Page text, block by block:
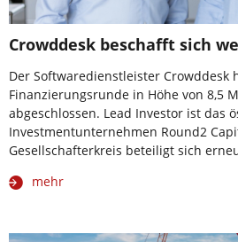
Crowddesk beschafft sich
Der Softwaredienstleister Crowddesk
Finanzierungsrunde in Höhe von 8,5
abgeschlossen. Lead Investor ist das
Investmentunternehmen Round2
Gesellschafterkreis beteiligt sich
mehr